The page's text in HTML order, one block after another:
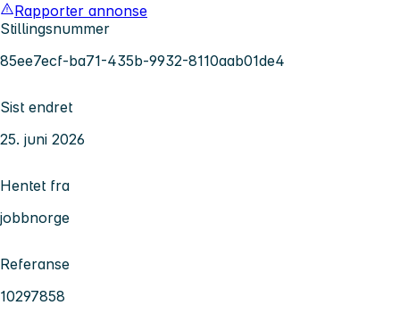
Rapporter annonse
Stillingsnummer
85ee7ecf-ba71-435b-9932-8110aab01de4
Sist endret
25. juni 2026
Hentet fra
jobbnorge
Referanse
10297858